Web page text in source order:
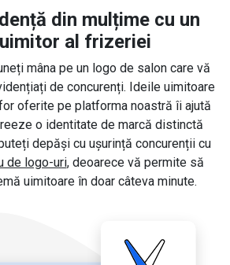
din mulțime cu un
al frizeriei
mâna pe un logo de salon care vă
de concurenți. Ideile uimitoare
oferite pe platforma noastră îi ajută
o identitate de marcă distinctă
depăși cu ușurință concurenții cu
de logo-uri, deoarece vă permite să
uimitoare în doar câteva minute.